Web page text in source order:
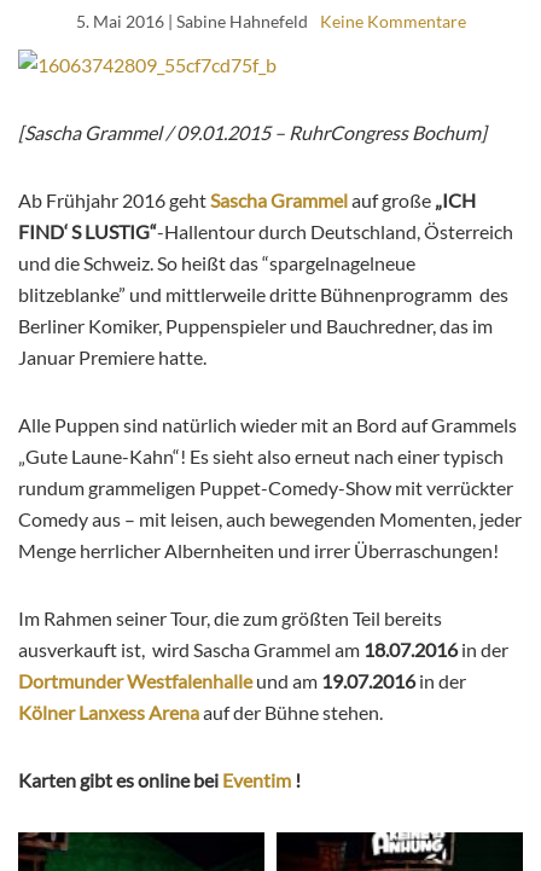
5. Mai 2016| Sabine Hahnefeld Keine Kommentare
[Sascha Grammel / 09.01.2015 – RuhrCongress Bochum]
Ab Frühjahr 2016 gehtSascha Grammelauf große „ICH
FIND‘ S LUSTIG“-Hallentour durch Deutschland, Österreich
und die Schweiz. So heißt das “spargelnagelneue
blitzeblanke” und mittlerweile dritte Bühnenprogramm des
Berliner Komiker, Puppenspieler und Bauchredner, das im
Januar Premiere hatte.
Alle Puppen sind natürlich wieder mit an Bord auf Grammels
„Gute Laune-Kahn“! Es sieht also erneut nach einer typisch
rundum grammeligen Puppet-Comedy-Show mit verrückter
Comedy aus – mit leisen, auch bewegenden Momenten, jeder
Menge herrlicher Albernheiten und irrer Überraschungen!
Im Rahmen seiner Tour, die zum größten Teil bereits
ausverkauft ist, wird Sascha Grammel am 18.07.2016in der
Dortmunder Westfalenhalleund am 19.07.2016in der
KölnerLanxess Arenaauf der Bühne stehen.
Karten gibt es online bei Eventim !